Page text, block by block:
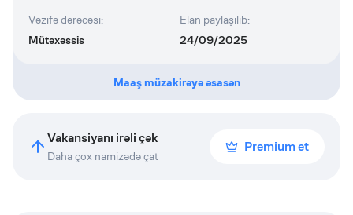
Vəzifə dərəcəsi:
Mütəxəssis
Elan paylaşılıb:
24/09/2025
Maaş müzakirəyə əsasən
Vakansiyanı irəli çək
Daha çox namizədə çat
Premium et